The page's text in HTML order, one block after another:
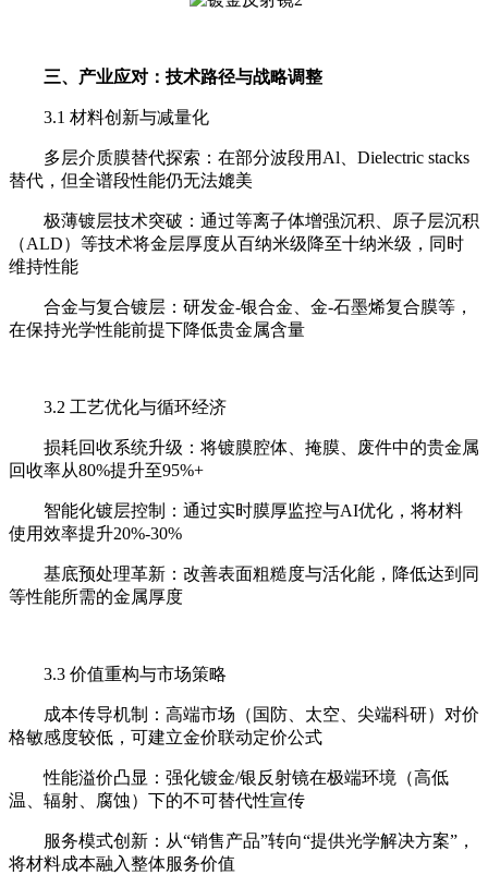
三、产业应对：技术路径与战略调整
3.1 材料创新与减量化
多层介质膜替代探索：在部分波段用Al、Dielectric stacks
替代，但全谱段性能仍无法媲美
极薄镀层技术突破：通过等离子体增强沉积、原子层沉积
（ALD）等技术将金层厚度从百纳米级降至十纳米级，同时
维持性能
合金与复合镀层：研发金-银合金、金-石墨烯复合膜等，
在保持光学性能前提下降低贵金属含量
3.2 工艺优化与循环经济
损耗回收系统升级：将镀膜腔体、掩膜、废件中的贵金属
回收率从80%提升至95%+
智能化镀层控制：通过实时膜厚监控与AI优化，将材料
使用效率提升20%-30%
基底预处理革新：改善表面粗糙度与活化能，降低达到同
等性能所需的金属厚度
3.3 价值重构与市场策略
成本传导机制：高端市场（国防、太空、尖端科研）对价
格敏感度较低，可建立金价联动定价公式
性能溢价凸显：强化镀金/银反射镜在极端环境（高低
温、辐射、腐蚀）下的不可替代性宣传
服务模式创新：从“销售产品”转向“提供光学解决方案”，
将材料成本融入整体服务价值